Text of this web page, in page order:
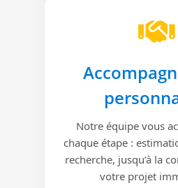
Notre équipe vous
chaque étape :
recherche, jusqu’à la
votre projet